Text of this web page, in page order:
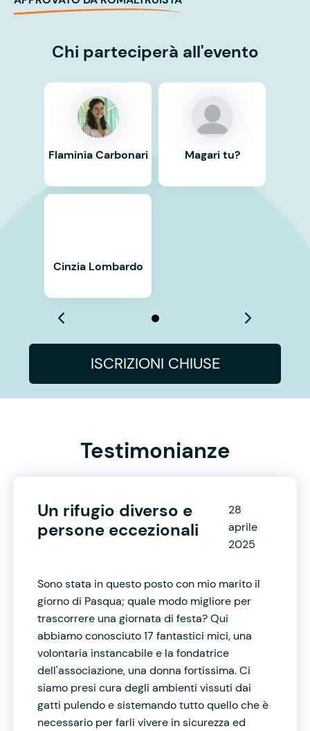
Chi parteciperà all'evento
Flaminia Carbonari
Cinzia Lombardo
Magari tu?
ISCRIZIONI CHIUSE
Testimonianze
Un rifugio diverso e
persone eccezionali
28
aprile
2025
Sono stata in questo posto con mio marito il
giorno di Pasqua; quale modo migliore per
trascorrere una giornata di festa? Qui
abbiamo conosciuto 17 fantastici mici, una
volontaria instancabile e la fondatrice
dell'associazione, una donna fortissima. Ci
siamo presi cura degli ambienti vissuti dai
gatti pulendo e sistemando tutto quello che è
necessario per farli vivere in sicurezza ed